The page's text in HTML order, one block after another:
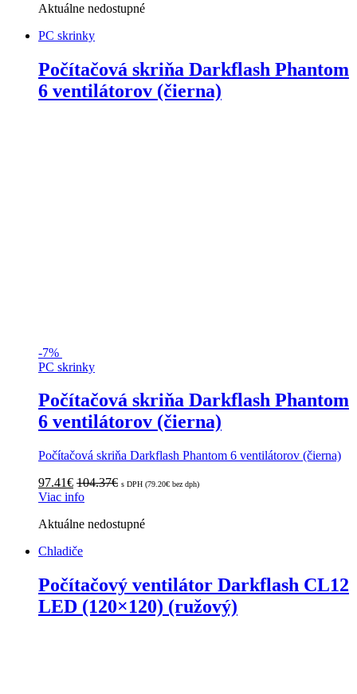
Aktuálne nedostupné
PC skrinky
Počítačová skriňa Darkflash Phantom
6 ventilátorov (čierna)
-7%
PC skrinky
Počítačová skriňa Darkflash Phantom
6 ventilátorov (čierna)
Počítačová skriňa Darkflash Phantom 6 ventilátorov (čierna)
97.41€ 104.37€ s DPH (79.20€ bez dph)
Viac info
Aktuálne nedostupné
Chladiče
Počítačový ventilátor Darkflash CL12
LED (120×120) (ružový)